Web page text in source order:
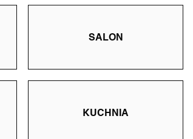
SALON
KUCHNIA